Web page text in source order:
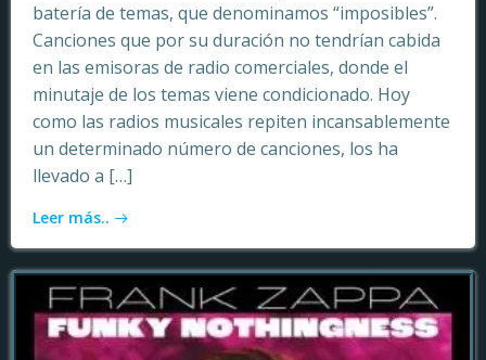
batería de temas, que denominamos “imposibles”.
Canciones que por su duración no tendrían cabida
en las emisoras de radio comerciales, donde el
minutaje de los temas viene condicionado. Hoy
como las radios musicales repiten incansablemente
un determinado número de canciones, los ha
llevado a […]
Leer más..